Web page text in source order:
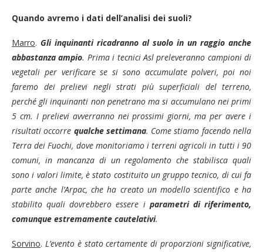
Quando avremo i dati dell’analisi dei suoli?
Marro. Gli inquinanti ricadranno al suolo in un raggio anche
abbastanza ampio. Prima i tecnici Asl preleveranno campioni di
vegetali per verificare se si sono accumulate polveri, poi noi
faremo dei prelievi negli strati più superficiali del terreno,
perché gli inquinanti non penetrano ma si accumulano nei primi
5 cm. I prelievi avverranno nei prossimi giorni, ma per avere i
risultati occorre qualche settimana. Come stiamo facendo nella
Terra dei Fuochi, dove monitoriamo i terreni agricoli in tutti i 90
comuni, in mancanza di un regolamento che stabilisca quali
sono i valori limite, è stato costituito un gruppo tecnico, di cui fa
parte anche l’Arpac, che ha creato un modello scientifico e ha
stabilito quali dovrebbero essere i parametri di riferimento,
comunque estremamente cautelativi.
Sorvino. L’evento è stato certamente di proporzioni significative,